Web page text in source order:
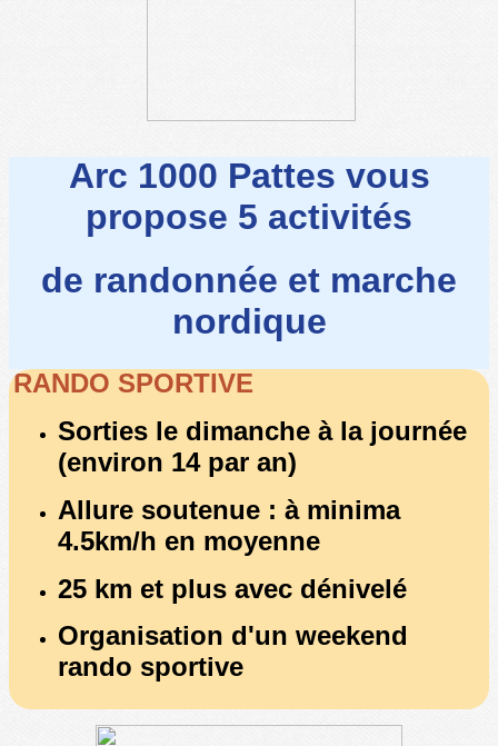
Arc 1000 Pattes vous
propose 5 activités
de randonnée et marche
nordique
RANDO SPORTIVE
Sorties le dimanche à la journée
(environ 14 par an)
Allure soutenue : à minima
4.5km/h en moyenne
25 km et plus avec dénivelé
Organisation d'un weekend
rando sportive